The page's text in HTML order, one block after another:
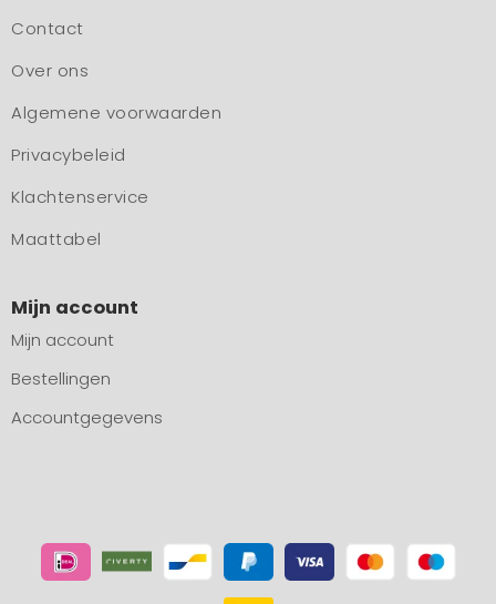
Contact
Over ons
Algemene voorwaarden
Privacybeleid
Klachtenservice
Maattabel
Mijn account
Mijn account
Bestellingen
Accountgegevens